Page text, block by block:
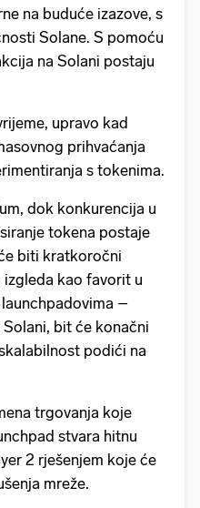
na buduće izazove, s
Solane. S pomoću
na Solani postaju
upravo kad
prihvaćanja
s tokenima.
dok konkurencija u
tokena postaje
biti kratkoročni
kao favorit u
–
bit će konačni
podići na
trgovanja koje
stvara hitnu
2 rješenjem koje će
mreže.